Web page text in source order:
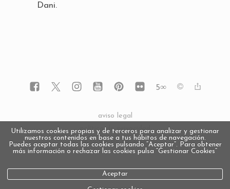
Dani.
5∞
aviso legal
política de privacidad
política de cookies
Utilizamos cookies propias y de terceros para analizar y gestionar
nuestros contenidos en base a tus hábitos de navegación.
Puedes aceptar todas las cookies pulsando “Aceptar”. Para obtener
más información o rechazar las cookies pulsa “Gestionar Cookies“
Aceptar